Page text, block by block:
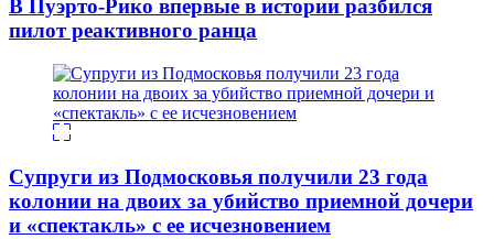
В Пуэрто-Рико впервые в истории разбился
пилот реактивного ранца
Супруги из Подмосковья получили 23 года
колонии на двоих за убийство приемной дочери
и «спектакль» с ее исчезновением